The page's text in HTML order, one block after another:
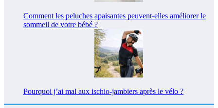
Comment les peluches apaisantes peuvent-elles améliorer le
sommeil de votre bébé ?
Pourquoi j’ai mal aux ischio-jambiers après le vélo ?